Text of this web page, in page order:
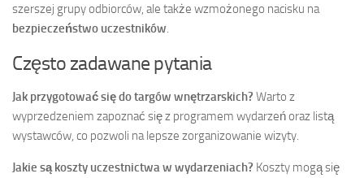
szerszej grupy odbiorców, ale także wzmożonego nacisku na
bezpieczeństwo uczestników.
Często zadawane pytania
Jak przygotować się do targów wnętrzarskich? Warto z
wyprzedzeniem zapoznać się z programem wydarzeń oraz listą
wystawców, co pozwoli na lepsze zorganizowanie wizyty.
Jakie są koszty uczestnictwa w wydarzeniach? Koszty mogą się